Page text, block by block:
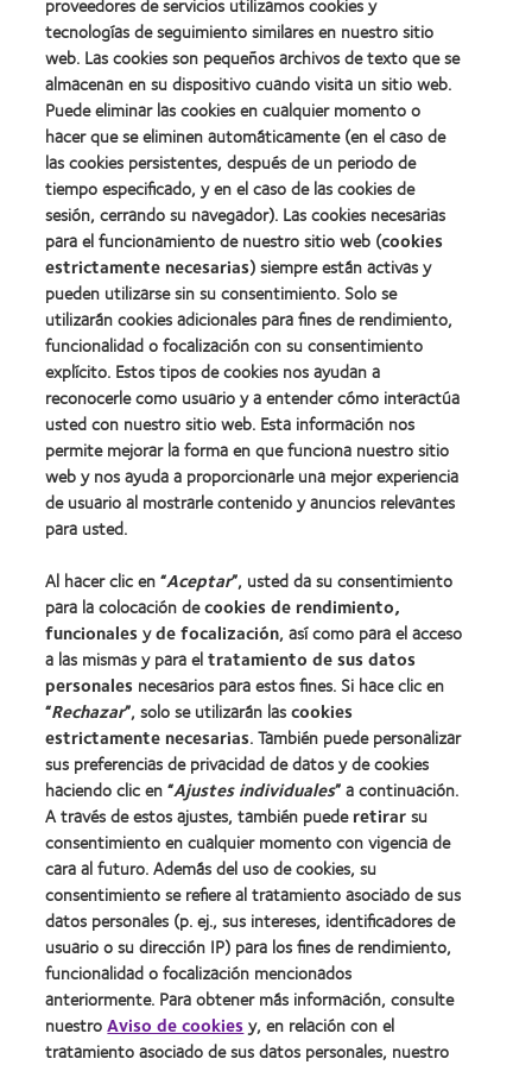
2012:
Premio
Manufacturing
Leadership
100
(ML
100)
(2012)
Premio
internacional
REBRAND
100®
(2012)
Learn
more
about
Premio
de
la
Industria
de
la
BCLA
Nuestros productos
Encuentre su lente
Tecnología para lentes de contacto
Lentes de contacto y visión
Usuario experimentado
Blog
Sobre nosotros
Carreras
Noticias
Contacto
Legal
Política de privacidad
Aviso Legal
Aviso de cookies
Condiciones del servicio
Public Country by Country Reporting
tecnologías de seguimiento similares en nuestro sitio
web. Las cookies son pequeños archivos de texto que se
almacenan en su dispositivo cuando visita un sitio web.
Puede eliminar las cookies en cualquier momento o
hacer que se eliminen automáticamente (en el caso de
las cookies persistentes, después de un periodo de
tiempo especificado, y en el caso de las cookies de
sesión, cerrando su navegador). Las cookies necesarias
para el funcionamiento de nuestro sitio web (cookies
estrictamente necesarias) siempre están activas y
pueden utilizarse sin su consentimiento. Solo se
utilizarán cookies adicionales para fines de rendimiento,
funcionalidad o focalización con su consentimiento
explícito. Estos tipos de cookies nos ayudan a
reconocerle como usuario y a entender cómo interactúa
usted con nuestro sitio web. Esta información nos
permite mejorar la forma en que funciona nuestro sitio
web y nos ayuda a proporcionarle una mejor experiencia
de usuario al mostrarle contenido y anuncios relevantes
para usted.
Al hacer clic en “Aceptar”, usted da su consentimiento
para la colocación decookies de rendimiento,
funcionalesyde focalización, así como para el acceso
a las mismas y para eltratamiento de sus datos
personales necesarios para estos fines. Si hace clic en
“Rechazar”, solo se utilizarán lascookies
estrictamente necesarias. También puede personalizar
sus preferencias de privacidad de datos y de cookies
haciendo clic en “Ajustes individuales” a continuación.
A través de estos ajustes, también puederetirarsu
consentimiento en cualquier momento con vigencia de
cara al futuro. Además del uso de cookies, su
consentimiento se refiere al tratamiento asociado de sus
datos personales (p. ej., sus intereses, identificadores de
usuario o su dirección IP) para los fines de rendimiento,
funcionalidad o focalización mencionados
anteriormente. Para obtener más información, consulte
nuestroAviso de cookiesy, en relación con el
tratamiento asociado de sus datos personales, nuestro